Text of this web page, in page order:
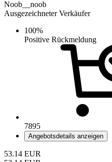
Noob__noob
Ausgezeichneter Verkäufer
100%
Positive Rückmeldung
7895
Angebotsdetails anzeigen
53.14 EUR